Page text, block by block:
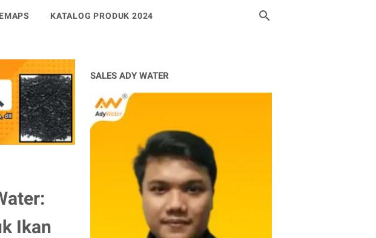
KATALOG PRODUK 2024
Ikan
SALES ADY WATER